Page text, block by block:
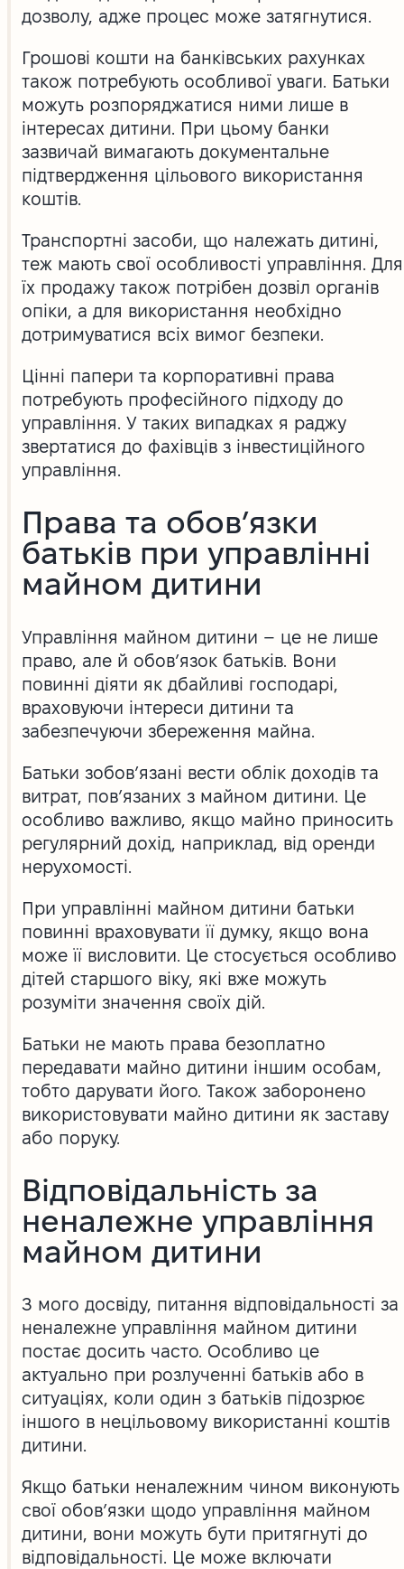
дозволу, адже процес може затягнутися.
Грошові кошти на банківських рахунках
також потребують особливої уваги. Батьки
можуть розпоряджатися ними лише в
інтересах дитини. При цьому банки
зазвичай вимагають документальне
підтвердження цільового використання
коштів.
Транспортні засоби, що належать дитині,
теж мають свої особливості управління. Для
їх продажу також потрібен дозвіл органів
опіки, а для використання необхідно
дотримуватися всіх вимог безпеки.
Цінні папери та корпоративні права
потребують професійного підходу до
управління. У таких випадках я раджу
звертатися до фахівців з інвестиційного
управління.
Права та обов’язки
батьків при управлінні
майном дитини
Управління майном дитини – це не лише
право, але й обов’язок батьків. Вони
повинні діяти як дбайливі господарі,
враховуючи інтереси дитини та
забезпечуючи збереження майна.
Батьки зобов’язані вести облік доходів та
витрат, пов’язаних з майном дитини. Це
особливо важливо, якщо майно приносить
регулярний дохід, наприклад, від оренди
нерухомості.
При управлінні майном дитини батьки
повинні враховувати її думку, якщо вона
може її висловити. Це стосується особливо
дітей старшого віку, які вже можуть
розуміти значення своїх дій.
Батьки не мають права безоплатно
передавати майно дитини іншим особам,
тобто дарувати його. Також заборонено
використовувати майно дитини як заставу
або поруку.
Відповідальність за
неналежне управління
майном дитини
З мого досвіду, питання відповідальності за
неналежне управління майном дитини
постає досить часто. Особливо це
актуально при розлученні батьків або в
ситуаціях, коли один з батьків підозрює
іншого в нецільовому використанні коштів
дитини.
Якщо батьки неналежним чином виконують
свої обов’язки щодо управління майном
дитини, вони можуть бути притягнуті до
відповідальності. Це може включати